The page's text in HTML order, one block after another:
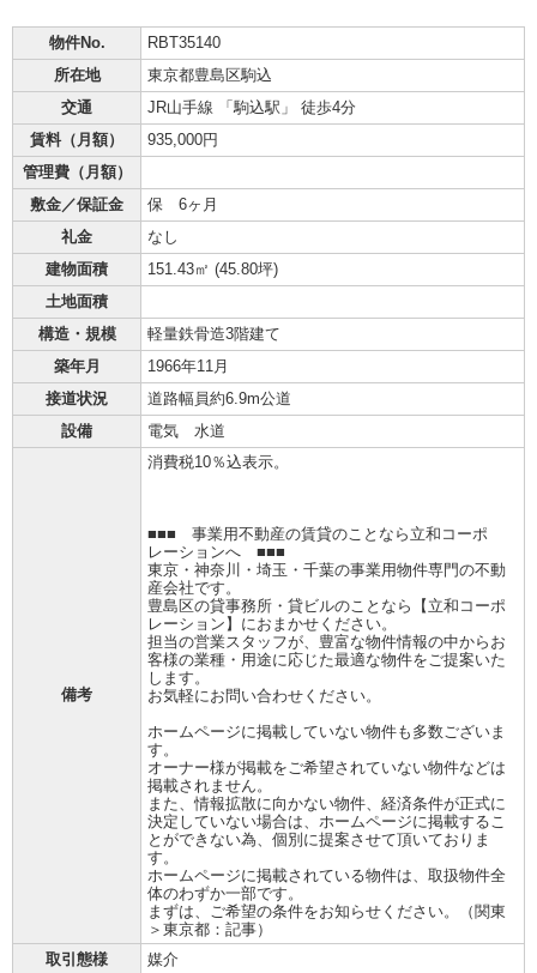
物件No.
RBT35140
所在地
東京都豊島区駒込
交通
JR山手線 「駒込駅」 徒歩4分
賃料（月額）
935,000円
管理費（月額）
敷金／保証金
保 6ヶ月
礼金
なし
建物面積
151.43㎡ (45.80坪)
土地面積
構造・規模
軽量鉄骨造3階建て
築年月
1966年11月
接道状況
道路幅員約6.9m公道
設備
電気 水道
備考
消費税10％込表示。
■■■ 事業用不動産の賃貸のことなら立和コーポ
レーションへ ■■■
東京・神奈川・埼玉・千葉の事業用物件専門の不動
産会社です。
豊島区の貸事務所・貸ビルのことなら【立和コーポ
レーション】におまかせください。
担当の営業スタッフが、豊富な物件情報の中からお
客様の業種・用途に応じた最適な物件をご提案いた
します。
お気軽にお問い合わせください。
ホームページに掲載していない物件も多数ございま
す。
オーナー様が掲載をご希望されていない物件などは
掲載されません。
また、情報拡散に向かない物件、経済条件が正式に
決定していない場合は、ホームページに掲載するこ
とができない為、個別に提案させて頂いておりま
す。
ホームページに掲載されている物件は、取扱物件全
体のわずか一部です。
まずは、ご希望の条件をお知らせください。（関東
＞東京都：記事）
取引態様
媒介